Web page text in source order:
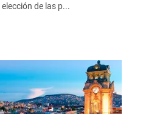
de las p...